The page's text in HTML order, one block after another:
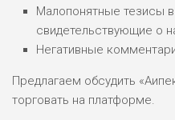
Малопонятные тезисы в
свидетельствующие о
Негативные
Предлагаем обсудить
торговать на платформе.